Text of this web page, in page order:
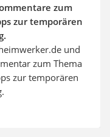
zum
zur temporären
und
zum Thema
zur temporären